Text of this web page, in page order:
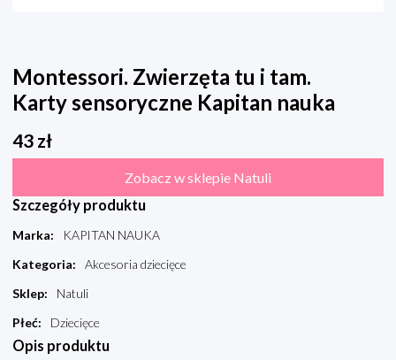
Montessori. Zwierzęta tu i tam.
Karty sensoryczne Kapitan nauka
43 zł
Zobacz w sklepie Natuli
Szczegóły produktu
Marka:
KAPITAN NAUKA
Kategoria:
Akcesoria dziecięce
Sklep:
Natuli
Płeć: Dziecięce
Opis produktu